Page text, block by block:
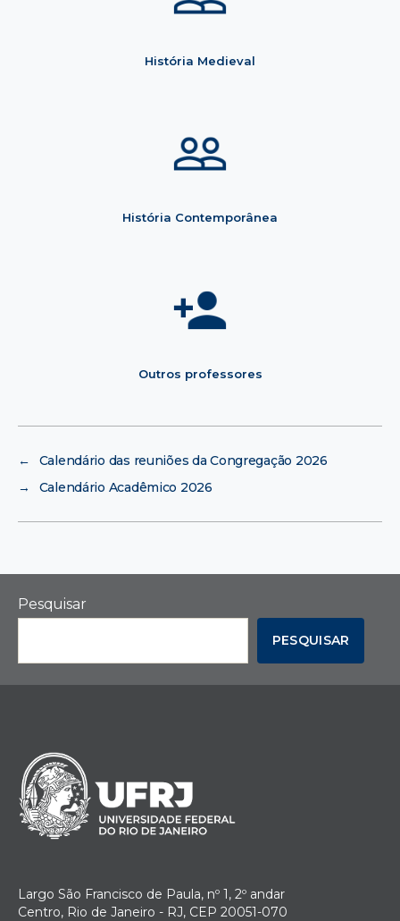
História Medieval
História Contemporânea
Outros professores
←
Calendário das reuniões da Congregação 2026
→
Calendário Acadêmico 2026
Pesquisar
PESQUISAR
Largo São Francisco de Paula, nº 1, 2º andar
Centro, Rio de Janeiro - RJ, CEP 20051-070